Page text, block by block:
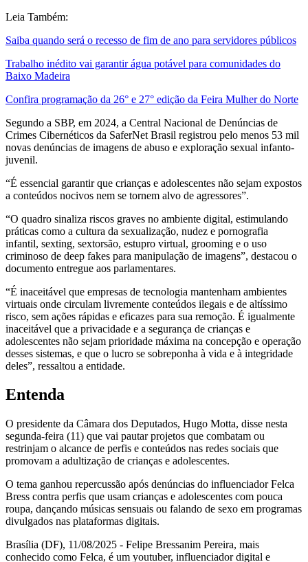
Leia Também:
Saiba quando será o recesso de fim de ano para servidores públicos
Trabalho inédito vai garantir água potável para comunidades do
Baixo Madeira
Confira programação da 26° e 27° edição da Feira Mulher do Norte
Segundo a SBP, em 2024, a Central Nacional de Denúncias de
Crimes Cibernéticos da SaferNet Brasil registrou pelo menos 53 mil
novas denúncias de imagens de abuso e exploração sexual infanto-
juvenil.
“É essencial garantir que crianças e adolescentes não sejam expostos
a conteúdos nocivos nem se tornem alvo de agressores”.
“O quadro sinaliza riscos graves no ambiente digital, estimulando
práticas como a cultura da sexualização, nudez e pornografia
infantil, sexting, sextorsão, estupro virtual, grooming e o uso
criminoso de deep fakes para manipulação de imagens”, destacou o
documento entregue aos parlamentares.
“É inaceitável que empresas de tecnologia mantenham ambientes
virtuais onde circulam livremente conteúdos ilegais e de altíssimo
risco, sem ações rápidas e eficazes para sua remoção. É igualmente
inaceitável que a privacidade e a segurança de crianças e
adolescentes não sejam prioridade máxima na concepção e operação
desses sistemas, e que o lucro se sobreponha à vida e à integridade
deles”, ressaltou a entidade.
Entenda
O presidente da Câmara dos Deputados, Hugo Motta, disse nesta
segunda-feira (11) que vai pautar projetos que combatam ou
restrinjam o alcance de perfis e conteúdos nas redes sociais que
promovam a adultização de crianças e adolescentes.
O tema ganhou repercussão após denúncias do influenciador Felca
Bress contra perfis que usam crianças e adolescentes com pouca
roupa, dançando músicas sensuais ou falando de sexo em programas
divulgados nas plataformas digitais.
Brasília (DF), 11/08/2025 - Felipe Bressanim Pereira, mais
conhecido como Felca, é um youtuber, influenciador digital e